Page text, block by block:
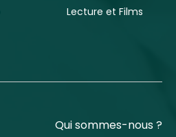
Lecture et Films
Qui sommes-nous ?